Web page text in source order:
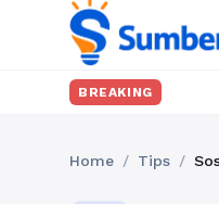
BREAKING
Home / Tips /